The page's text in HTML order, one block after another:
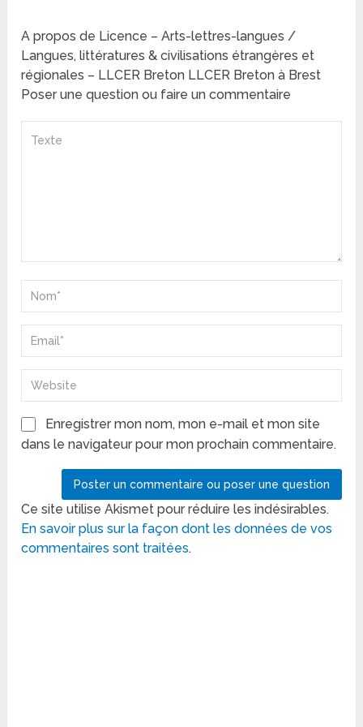
A propos de Licence – Arts-lettres-langues /
Langues, littératures & civilisations étrangères et
régionales – LLCER Breton LLCER Breton à Brest
Poser une question ou faire un commentaire
Enregistrer mon nom, mon e-mail et mon site
dans le navigateur pour mon prochain commentaire.
Ce site utilise Akismet pour réduire les indésirables.
En savoir plus sur la façon dont les données de vos
commentaires sont traitées.